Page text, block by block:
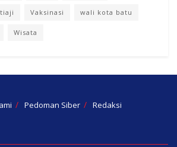
Vaksinasi wali kota batu
Wisata
Pedoman Siber Redaksi